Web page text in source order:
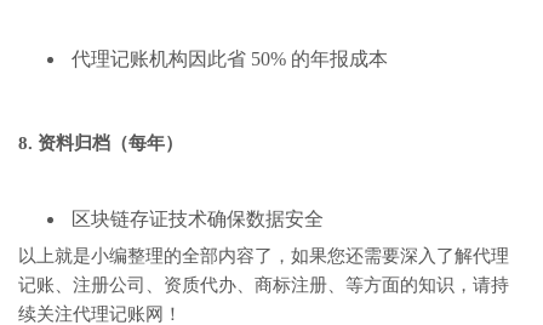
代理记账机构因此省 50% 的年报成本
8. 资料归档（每年）
区块链存证技术确保数据安全
以上就是小编整理的全部内容了，如果您还需要深入了解代理
记账、注册公司、资质代办、商标注册、等方面的知识，请持
续关注代理记账网！